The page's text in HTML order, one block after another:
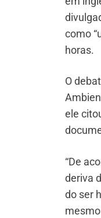
como
horas.
O
ele
“De
deriva
do ser